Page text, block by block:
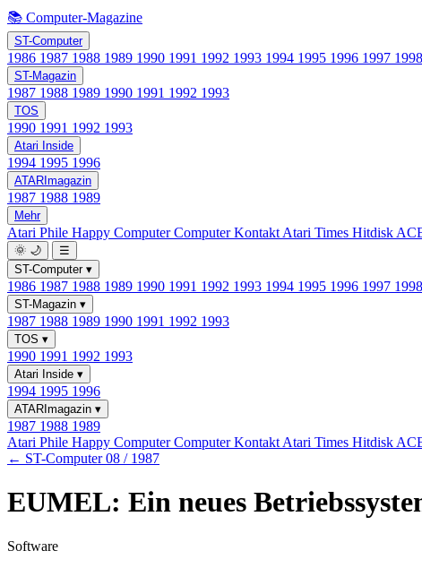
📚 Computer-Magazine
ST-Computer
1986 1987 1988 1989 1990 1991 1992 1993 1994 1995 1996 1997 1998
ST-Magazin
1987 1988 1989 1990 1991 1992 1993
TOS
1990 1991 1992 1993
Atari Inside
1994 1995 1996
ATARImagazin
1987 1988 1989
Mehr
Atari Phile Happy ComputerComputer Kontakt Atari Times Hitdisk
🌞 🌙
☰
ST-Computer ▾
1986 1987 1988 1989 1990 1991 1992 1993 1994 1995 1996 1997 1998
ST-Magazin ▾
1987 1988 1989 1990 1991 1992 1993
TOS ▾
1990 1991 1992 1993
Atari Inside ▾
1994 1995 1996
ATARImagazin ▾
1987 1988 1989
Atari Phile Happy ComputerComputer Kontakt Atari Times Hitdisk
← ST-Computer 08 / 1987
EUMEL: Ein neues
Software